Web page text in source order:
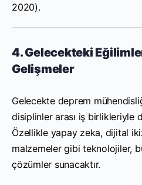
2020).
4. Gelecekteki
Gelişmeler
Gelecekte deprem
disiplinler arası iş birlikleriyle
Özellikle yapay zeka, dijital
malzemeler gibi teknolojiler,
çözümler sunacaktır.